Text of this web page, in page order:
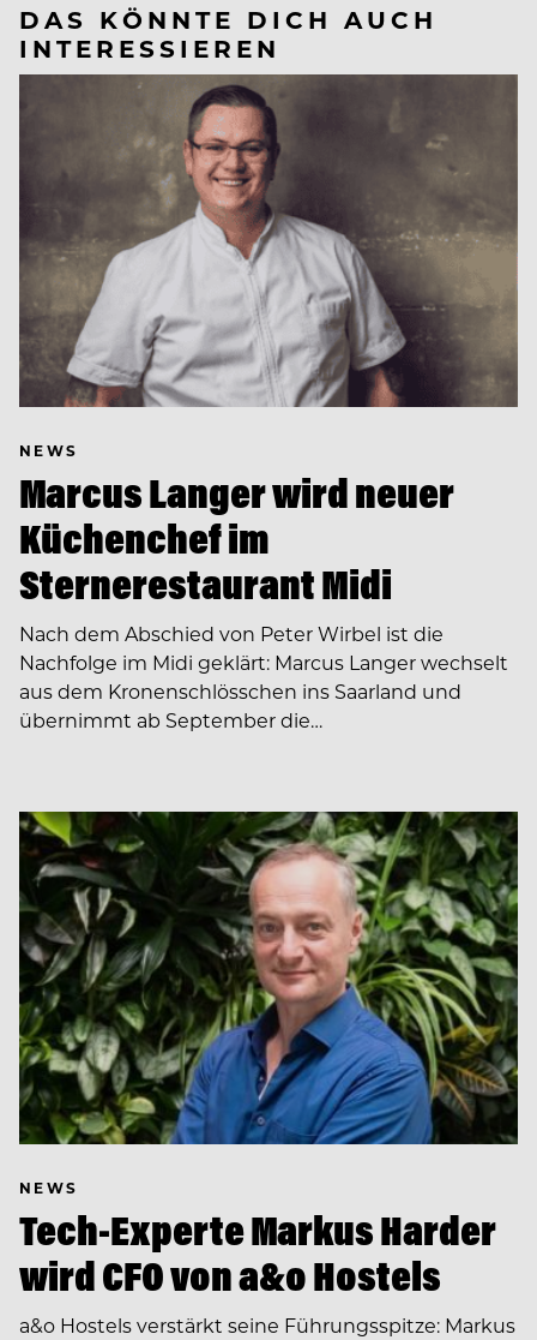
DAS KÖNNTE DICH AUCH
INTERESSIEREN
NEWS
Marcus Langer wird neuer
Küchenchef im
Sternerestaurant Midi
Nach dem Abschied von Peter Wirbel ist die
Nachfolge im Midi geklärt: Marcus Langer wechselt
aus dem Kronenschlösschen ins Saarland und
übernimmt ab September die…
NEWS
Tech-Experte Markus Harder
wird CFO von a&o Hostels
a&o Hostels verstärkt seine Führungsspitze: Markus